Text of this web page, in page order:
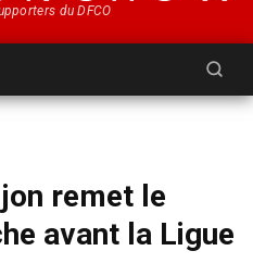
du DFCO
remet le
avant la Ligue